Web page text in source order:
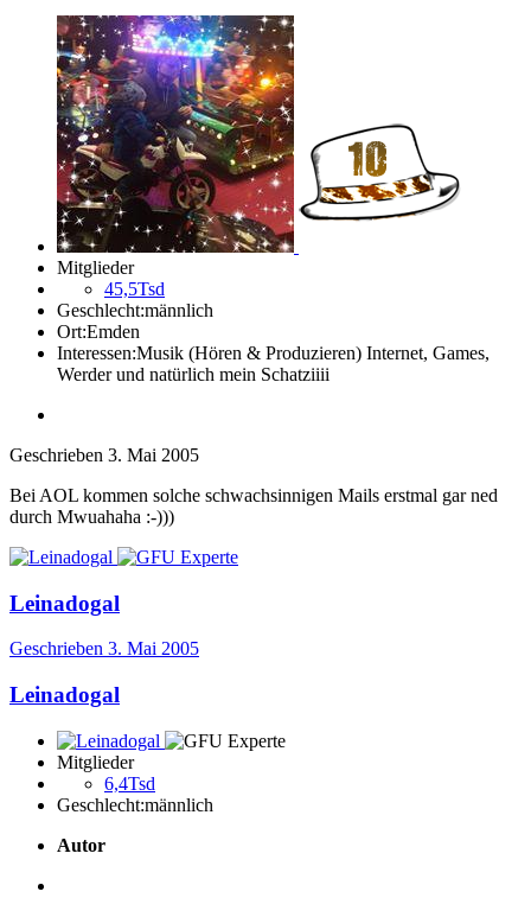
Mitglieder
45,5Tsd
Geschlecht:männlich
Ort:Emden
Interessen:Musik (Hören & Produzieren) Internet, Games,
Werder und natürlich mein Schatziiii
Geschrieben 3. Mai 2005
Bei AOL kommen solche schwachsinnigen Mails erstmal gar ned
durch Mwuahaha :-)))
Leinadogal
Geschrieben 3. Mai 2005
Leinadogal
Mitglieder
6,4Tsd
Geschlecht:männlich
Autor